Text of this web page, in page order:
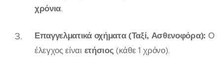
χρόνια.
Επαγγελματικά οχήματα (Ταξί, Ασθενοφόρα): Ο
έλεγχος είναι ετήσιος (κάθε 1 χρόνο).